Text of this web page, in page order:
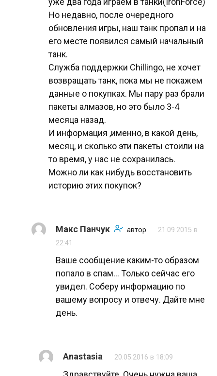
Но недавно, после очередного
обновления игры, наш танк пропал и на
его месте появился самый начальный
танк.
Служба поддержки Chillingо, не хочет
возвращать танк, пока мы не покажем
данные о покупках. Мы пару раз брали
пакеты алмазов, но это было 3-4
месяца назад.
И информация ,именно, в какой день,
месяц, и сколько эти пакеты стоили на
то время, у нас не сохранилась.
Можно ли как нибудь восстановить
историю этих покупок?
Макс Панчук автор
21.09.2015 в
22:41
Ваше сообщение каким-то образом
попало в спам… Только сейчас его
увидел. Соберу информацию по
вашему вопросу и отвечу. Дайте мне
день.
Anastasia 20.05.2016 в 18:09